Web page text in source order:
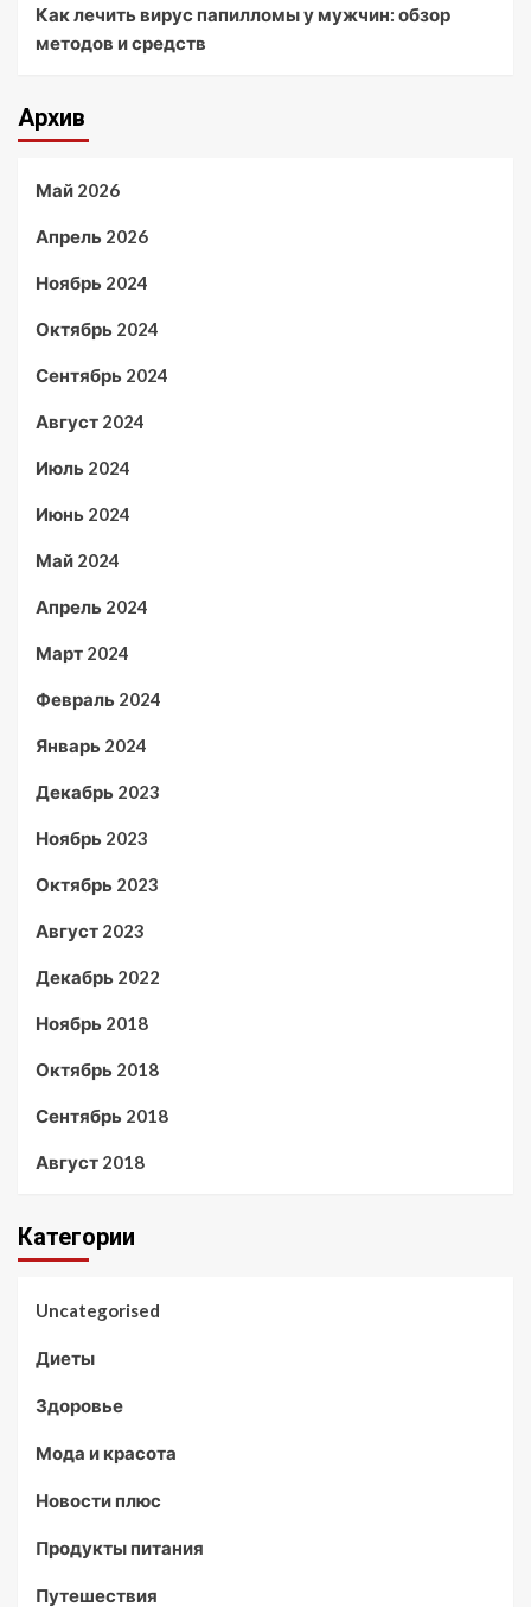
Как лечить вирус папилломы у мужчин: обзор
методов и средств
Архив
Май 2026
Апрель 2026
Ноябрь 2024
Октябрь 2024
Сентябрь 2024
Август 2024
Июль 2024
Июнь 2024
Май 2024
Апрель 2024
Март 2024
Февраль 2024
Январь 2024
Декабрь 2023
Ноябрь 2023
Октябрь 2023
Август 2023
Декабрь 2022
Ноябрь 2018
Октябрь 2018
Сентябрь 2018
Август 2018
Категории
Uncategorised
Диеты
Здоровье
Мода и красота
Новости плюс
Продукты питания
Путешествия